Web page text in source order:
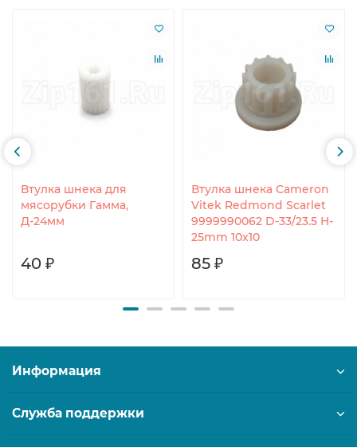
Втулка шнека для
мясорубки Гамма,
Д-24мм
40 ₽
Втулка шнека Cameron
Vitek Redmond Scarlet
9999990062 D-33/23.5 H-
25mm 10x10
85 ₽
Информация
Служба поддержки